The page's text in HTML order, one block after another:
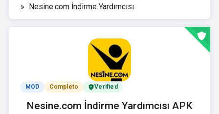
» Nesine.com İndirme Yardımcısı
MOD Completo Verified
Nesine.com İndirme Yardımcısı APK